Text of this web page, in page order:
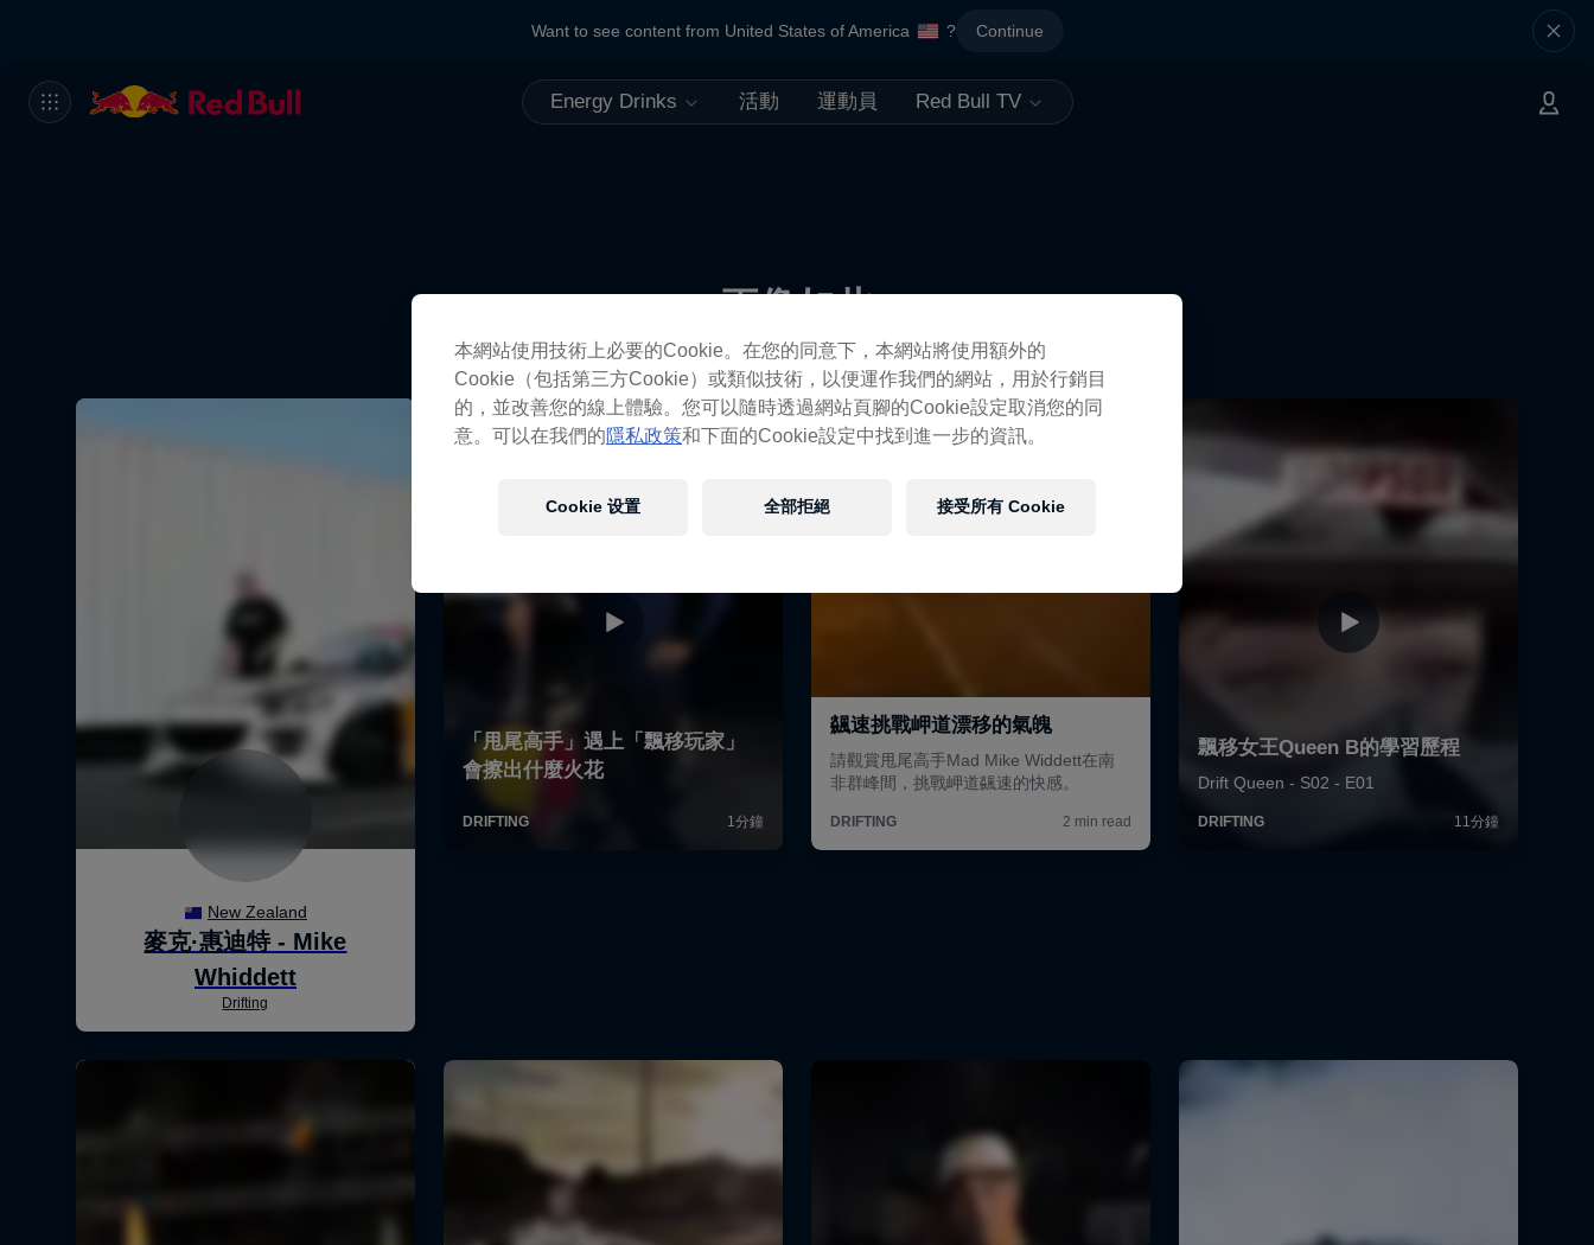
Want to see content from United States of America ? Continue
Energy Drinks 活動 運動員 Red Bull TV
更像如此
本網站使用技術上必要的Cookie。在您的同意下，本網站將使用額外的
Cookie（包括第三方Cookie）或類似技術，以便運作我們的網站，用於行銷目
的，並改善您的線上體驗。您可以隨時透過網站頁腳的Cookie設定取消您的同
意。可以在我們的隱私政策和下面的Cookie設定中找到進一步的資訊。
Cookie 设置 全部拒絕 接受所有 Cookie